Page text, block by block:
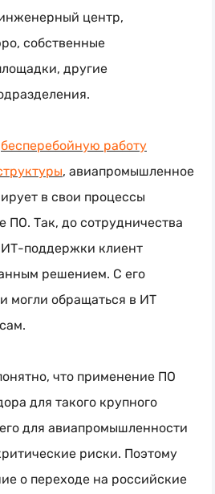
центр,
собственные
другие
бесперебойную работу
, авиапромышленное
в свои процессы
ПО. Так, до сотрудничества
ИТ-поддержки клиент
решением. С его
могли обращаться в ИТ
что применение ПО
для такого крупного
для авиапромышленности
риски. Поэтому
о переходе на российские